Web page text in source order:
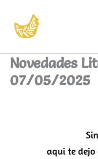
contenido
Novedades
07/05/2025
aqui te